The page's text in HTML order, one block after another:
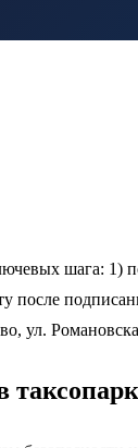
шага: 1)
после
ул.